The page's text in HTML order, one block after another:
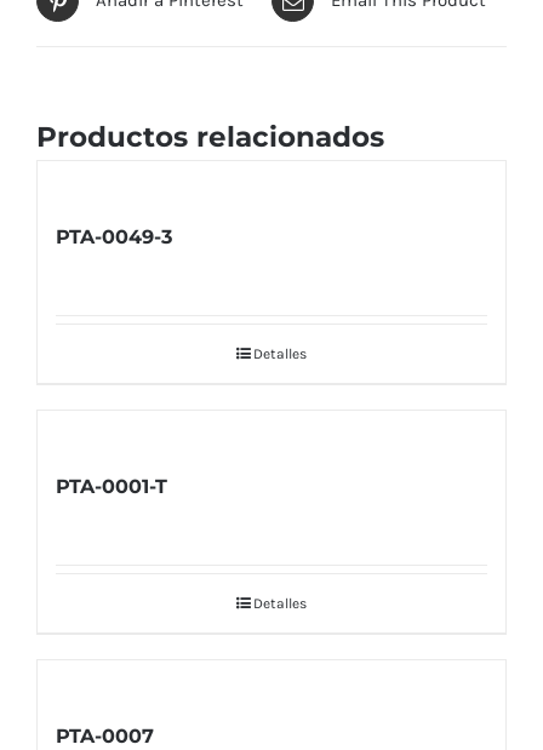
Productos relacionados
PTA-0049-3
Detalles
PTA-0001-T
Detalles
PTA-0007